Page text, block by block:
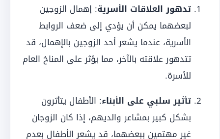
تدهور العلاقات الأسرية: إهمال الزوجين
لبعضهما يمكن أن يؤدي إلى ضعف الروابط
الأسرية، عندما يشعر أحد الزوجين بالإهمال، قد
تتدهور علاقته بالآخر، مما يؤثر على المناخ العام
للأسرة.
تأثير سلبي على الأبناء: الأطفال يتأثرون
بشكل كبير بمشاعر والديهم، إذا كان الزوجان
غير مهتمين ببعضهما، قد يشعر الأطفال بعدم